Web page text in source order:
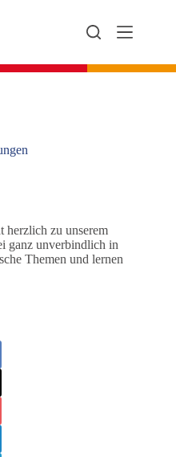
herzlich zu unserem
ganz unverbindlich in
Themen und lernen